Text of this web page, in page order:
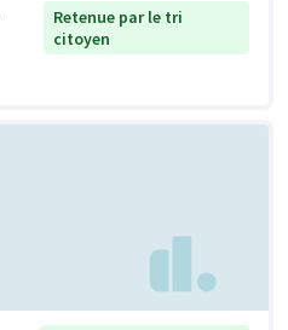
Retenue par le tri
citoyen